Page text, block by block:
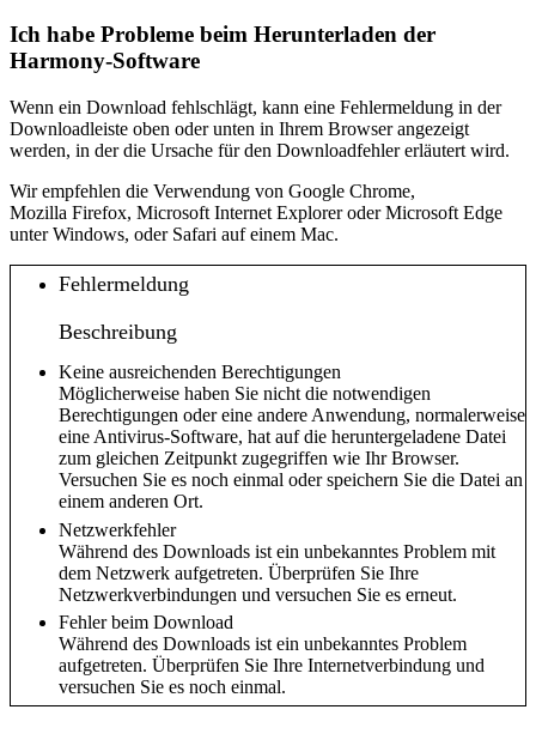
Ich habe Probleme beim Herunterladen der
Harmony-Software
Wenn ein Download fehlschlägt, kann eine Fehlermeldung in der
Downloadleiste oben oder unten in Ihrem Browser angezeigt
werden, in der die Ursache für den Downloadfehler erläutert wird.
Wir empfehlen die Verwendung von Google Chrome,
Mozilla Firefox, Microsoft Internet Explorer oder Microsoft Edge
unter Windows, oder Safari auf einem Mac.
Fehlermeldung
Beschreibung
Keine ausreichenden Berechtigungen
Möglicherweise haben Sie nicht die notwendigen
Berechtigungen oder eine andere Anwendung, normalerweise
eine Antivirus-Software, hat auf die heruntergeladene Datei
zum gleichen Zeitpunkt zugegriffen wie Ihr Browser.
Versuchen Sie es noch einmal oder speichern Sie die Datei an
einem anderen Ort.
Netzwerkfehler
Während des Downloads ist ein unbekanntes Problem mit
dem Netzwerk aufgetreten. Überprüfen Sie Ihre
Netzwerkverbindungen und versuchen Sie es erneut.
Fehler beim Download
Während des Downloads ist ein unbekanntes Problem
aufgetreten. Überprüfen Sie Ihre Internetverbindung und
versuchen Sie es noch einmal.